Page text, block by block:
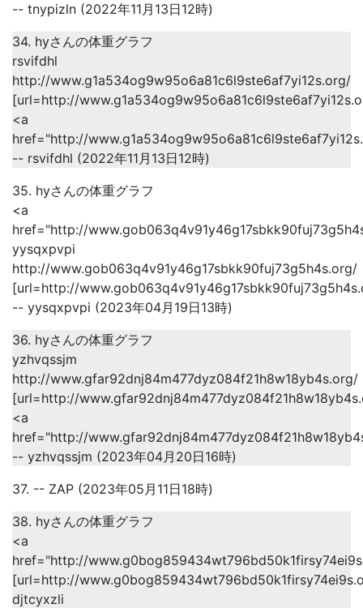
-- tnypizln (2022年11月13日12時)
34. hyさんの体重グラフ
rsvifdhl
http://www.g1a534og9w95o6a81c6l9ste6af7yi12s.org/
[url=http://
<a
href="http://
-- rsvifdhl (2022年11月13日12時)
35. hyさんの体重グラフ
<a
href="http://
yysqxpvpi
http://www.gob063q4v91y46g17sbkk90fuj73g5h4s.org/
[url=http://
-- yysqxpvpi (2023年04月19日13時)
36. hyさんの体重グラフ
yzhvqssjm
http://www.gfar92dnj84m477dyz084f21h8w18yb4s.org/
[url=http://
<a
href="http://
-- yzhvqssjm (2023年04月20日16時)
37. -- ZAP (2023年05月11日18時)
38. hyさんの体重グラフ
<a
href="http://
[url=http://
djtcyxzli